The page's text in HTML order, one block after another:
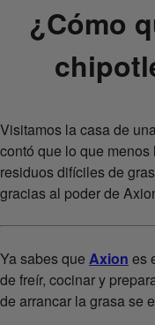
¿Cómo
Visitamos la casa de
contó que lo que
residuos difíciles de
gracias al poder de
Ya sabes que Axion es
de freír, cocinar y
de arrancar la grasa se